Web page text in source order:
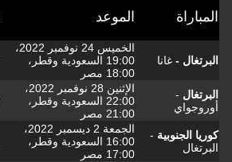
المباراة الموعد
البرتغال - غانا
الخميس 24 نوفمبر 2022،
19:00 السعودية وقطر،
18:00 مصر
البرتغال -
أوروجواي
الإثنين 28 نوفمبر 2022،
22:00 السعودية وقطر،
21:00 مصر
كوريا الجنوبية -
البرتغال
الجمعة 2 ديسمبر 2022،
16:00 السعودية وقطر،
17:00 مصر